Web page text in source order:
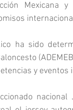
Mexicana
ha sido
y eventos
nacional